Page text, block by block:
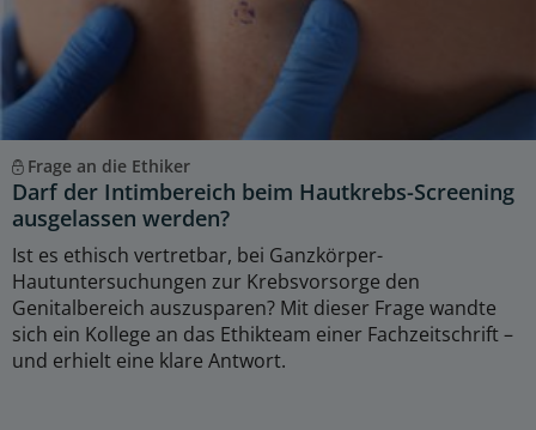
Frage an die Ethiker
Darf der Intimbereich beim Hautkrebs-Screening
ausgelassen werden?
Ist es ethisch vertretbar, bei Ganzkörper-
Hautuntersuchungen zur Krebsvorsorge den
Genitalbereich auszusparen? Mit dieser Frage wandte
sich ein Kollege an das Ethikteam einer Fachzeitschrift –
und erhielt eine klare Antwort.